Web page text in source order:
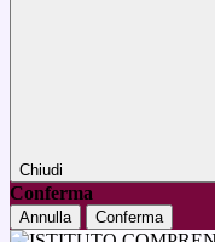
Chiudi
Conferma
Annulla Conferma